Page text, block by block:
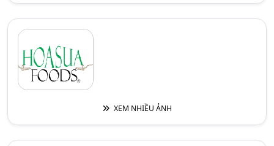
XEM NHIỀU ẢNH